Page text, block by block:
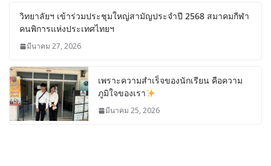
วิทยาลัยฯ เข้าร่วมประชุมใหญ่สามัญประจำปี 2568 สมาคมกีฬา
คนพิการแห่งประเทศไทยฯ
มีนาคม 27, 2026
เพราะความสำเร็จของนักเรียน คือความ
ภูมิใจของเรา
มีนาคม 25, 2026